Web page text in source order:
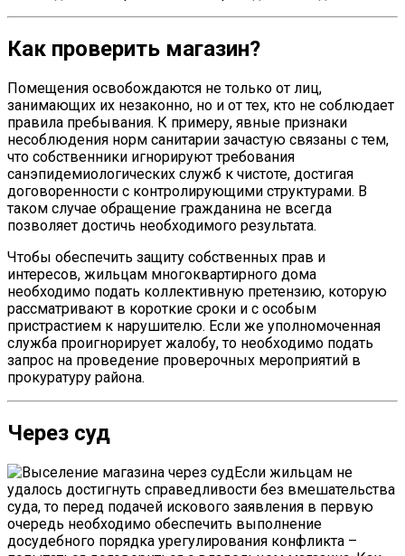
Как проверить магазин?
Помещения освобождаются не только от лиц,
занимающих их незаконно, но и от тех, кто не соблюдает
правила пребывания. К примеру, явные признаки
несоблюдения норм санитарии зачастую связаны с тем,
что собственники игнорируют требования
санэпидемиологических служб к чистоте, достигая
договоренности с контролирующими структурами. В
таком случае обращение гражданина не всегда
позволяет достичь необходимого результата.
Чтобы обеспечить защиту собственных прав и
интересов, жильцам многоквартирного дома
необходимо подать коллективную претензию, которую
рассматривают в короткие сроки и с особым
пристрастием к нарушителю. Если же уполномоченная
служба проигнорирует жалобу, то необходимо подать
запрос на проведение проверочных мероприятий в
прокуратуру района.
Через суд
Если жильцам не
удалось достигнуть справедливости без вмешательства
суда, то перед подачей искового заявления в первую
очередь необходимо обеспечить выполнение
досудебного порядка урегулирования конфликта –